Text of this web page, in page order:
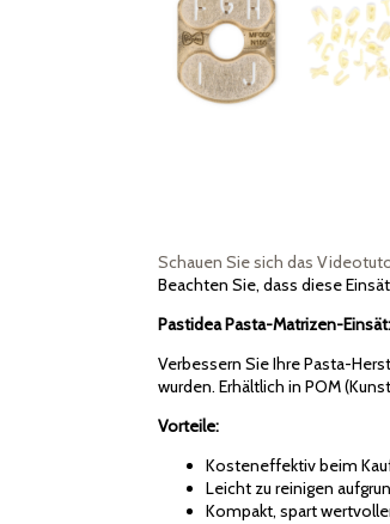
Schauen Sie sich das
Beachten Sie, dass diese
Pastidea Pasta-Matrizen-
Verbessern Sie Ihre Pasta-
wurden. Erhältlich in POM
Vorteile:
Kosteneffektiv beim
Leicht zu reinigen
Kompakt, spart